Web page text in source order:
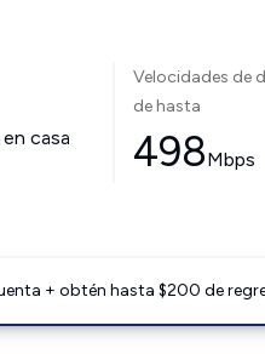
casa
Velocidades de
de hasta
498Mbps
+ obtén hasta $200 de